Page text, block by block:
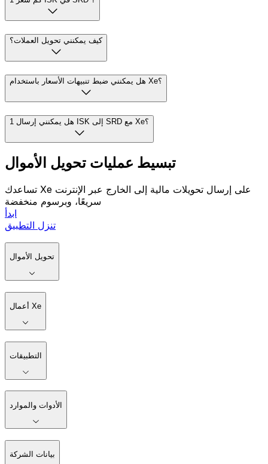
كيف يمكنني تحويل العملات؟
هل يمكنني ضبط تنبيهات الأسعار باستخدام Xe؟
هل يمكنني إرسال 1 ISK إلى SRD مع Xe؟
تبسيط عمليات تحويل الأموال
تساعدك Xe على إرسال تحويلات مالية إلى الخارج عبر الإنترنت
سريعًا، وبرسوم منخفضة
ابدأ
تنزل التطبيق
تحويل الأموال
أعمال Xe
التطبيقات
الأدوات والموارد
بيانات الشركة